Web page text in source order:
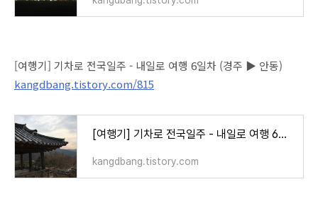
[여행기] 기차로 전국일주 - 내일로 여행 6일차 (경주 ▶ 안동)
kangdbang.tistory.com/815
[여행기] 기차로 전국일주 - 내일로 여행 6일차 (경주 ▶ 안동)
kangdbang.tistory.com